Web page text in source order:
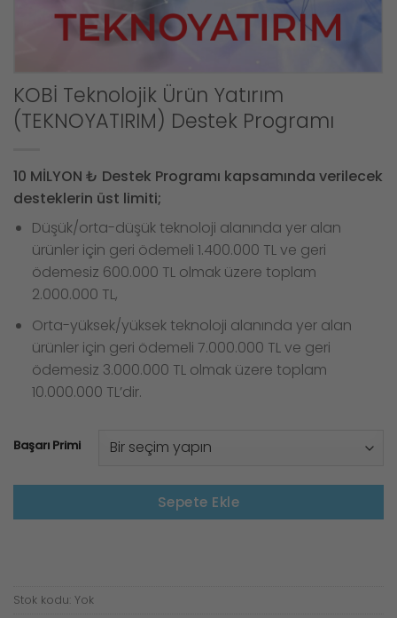
KOBİ Teknolojik Ürün Yatırım
(TEKNOYATIRIM) Destek Programı
10 MİLYON ₺ Destek Programı kapsamında verilecek
desteklerin üst limiti;
Düşük/orta-düşük teknoloji alanında yer alan
ürünler için geri ödemeli 1.400.000 TL ve geri
ödemesiz 600.000 TL olmak üzere toplam
2.000.000 TL,
Orta-yüksek/yüksek teknoloji alanında yer alan
ürünler için geri ödemeli 7.000.000 TL ve geri
ödemesiz 3.000.000 TL olmak üzere toplam
10.000.000 TL’dir.
Başarı Primi
Sepete Ekle
Stok kodu: Yok